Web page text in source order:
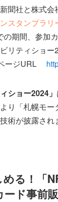
聞社と株式
スタンプラ
の期間、参加
リティショー
ージURL
ショー2024」
り「札幌モ
術が披露され
る！「
ード事前